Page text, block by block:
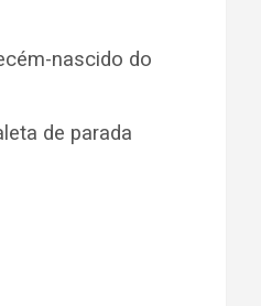
nascido do
de parada